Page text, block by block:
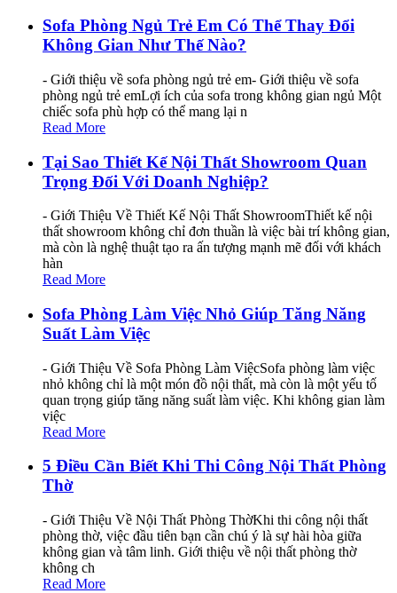
Sofa Phòng Ngủ Trẻ Em Có Thể Thay Đổi
Không Gian Như Thế Nào?
- Giới thiệu về sofa phòng ngủ trẻ em- Giới thiệu về sofa
phòng ngủ trẻ emLợi ích của sofa trong không gian ngủ Một
chiếc sofa phù hợp có thể mang lại n
Read More
Tại Sao Thiết Kế Nội Thất Showroom Quan
Trọng Đối Với Doanh Nghiệp?
- Giới Thiệu Về Thiết Kế Nội Thất ShowroomThiết kế nội
thất showroom không chỉ đơn thuần là việc bài trí không gian,
mà còn là nghệ thuật tạo ra ấn tượng mạnh mẽ đối với khách
hàn
Read More
Sofa Phòng Làm Việc Nhỏ Giúp Tăng Năng
Suất Làm Việc
- Giới Thiệu Về Sofa Phòng Làm ViệcSofa phòng làm việc
nhỏ không chỉ là một món đồ nội thất, mà còn là một yếu tố
quan trọng giúp tăng năng suất làm việc. Khi không gian làm
việc
Read More
5 Điều Cần Biết Khi Thi Công Nội Thất Phòng
Thờ
- Giới Thiệu Về Nội Thất Phòng ThờKhi thi công nội thất
phòng thờ, việc đầu tiên bạn cần chú ý là sự hài hòa giữa
không gian và tâm linh. Giới thiệu về nội thất phòng thờ
không ch
Read More